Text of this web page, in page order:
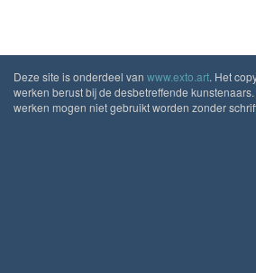
Deze site is onderdeel van www.exto.art. Het
werken berust bij de desbetreffende
werken mogen niet gebruikt worden zonder